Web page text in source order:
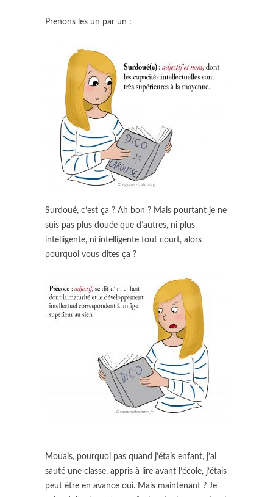
Prenons les un par un :
Surdoué, c’est ça ? Ah bon ? Mais pourtant je ne
suis pas plus douée que d’autres, ni plus
intelligente, ni intelligente tout court, alors
pourquoi vous dites ça ?
Mouais, pourquoi pas quand j’étais enfant, j’ai
sauté une classe, appris à lire avant l’école, j’étais
peut être en avance oui. Mais maintenant ? Je